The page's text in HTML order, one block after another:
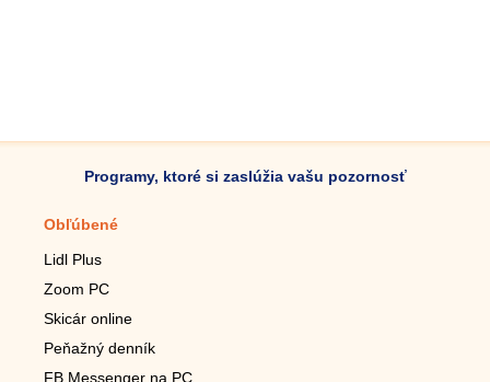
Programy, ktoré si zaslúžia vašu pozornosť
Obľúbené
Lidl Plus
Zoom PC
Skicár online
Peňažný denník
FB Messenger na PC